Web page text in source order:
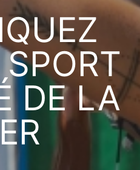
DE LA